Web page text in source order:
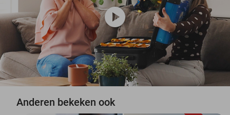
play_circle
Anderen bekeken ook